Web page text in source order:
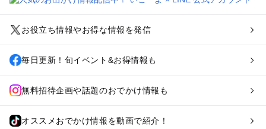
お役立ち情報やお得な情報を発信
毎日更新！旬イベント&お得情報も
無料招待企画や話題のおでかけ情報も
オススメおでかけ情報を動画で紹介！